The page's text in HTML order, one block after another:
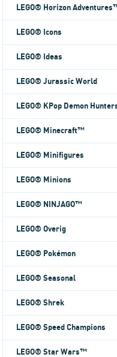
LEGO® Horizon
LEGO® Icons
LEGO® Ideas
LEGO® Jurassic World
LEGO® KPop Demon
LEGO® Minecraft™
LEGO® Minifigures
LEGO® Minions
LEGO® NINJAGO™
LEGO® Overig
LEGO® Pokémon
LEGO® Seasonal
LEGO® Shrek
LEGO® Speed Champions
LEGO® Star Wars™